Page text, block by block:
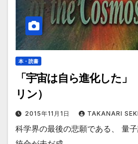
本・読書
「宇宙は自ら進化した
リン）
2015年11月1日 TAKANARI
科学界の最後の悲願である、 量